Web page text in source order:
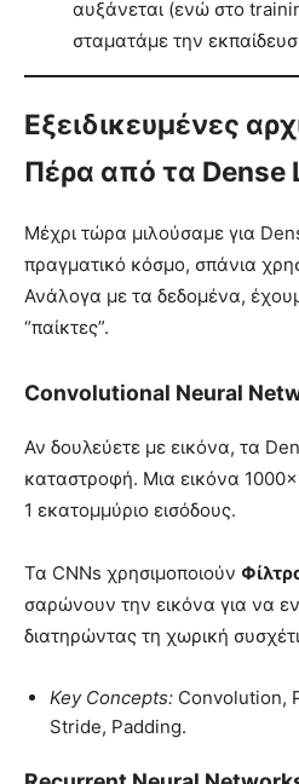
αυξάνεται (ενώ στο
σταματάμε την
Εξειδικευμένες
Πέρα από τα Dense
Μέχρι τώρα μιλούσαμε για
πραγματικό κόσμο, σπάνια
Ανάλογα με τα δεδομένα,
“παίκτες”.
Convolutional Neural
Αν δουλεύετε με εικόνα, τα
καταστροφή. Μια εικόνα
1 εκατομμύριο εισόδους.
Τα CNNs χρησιμοποιούν
σαρώνουν την εικόνα για να
διατηρώντας τη χωρική
Key Concepts: Convolution,
Stride, Padding.